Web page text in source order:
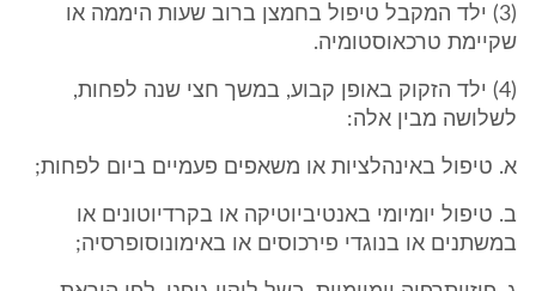
(3) ילד המקבל טיפול בחמצן ברוב שעות היממה או
שקיימת טרכאוסטומיה.
(4) ילד הזקוק באופן קבוע, במשך חצי שנה לפחות,
לשלושה מבין אלה:
א. טיפול באינהלציות או משאפים פעמיים ביום לפחות;
ב. טיפול יומיומי באנטיביוטיקה או בקרדיוטונים או
במשתנים או בנוגדי פירכוסים או באימונוסופרסיה;